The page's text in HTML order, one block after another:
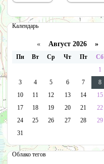
Календарь
« Август 2026 »
Пн Вт Ср Чт Пт Сб
1
3
4 5 6 7 8
10
11 12 13 14 15
17
18 19 20 21 22
24
25 26 27 28 29
31
Облако тегов